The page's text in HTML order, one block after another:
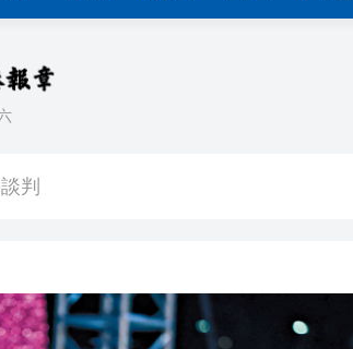
智能產業促進中心揭牌
面行動
挑戰賽一等獎 酉芯藤茶香飄校園